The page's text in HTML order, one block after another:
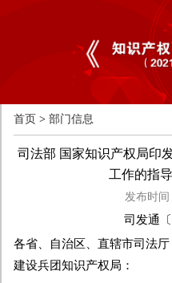
首页 > 部门信息
司法部 国家知识产权局印
工作的指
发布时间
司发通
各省、自治区、直辖市司法
建设兵团知识产权局：